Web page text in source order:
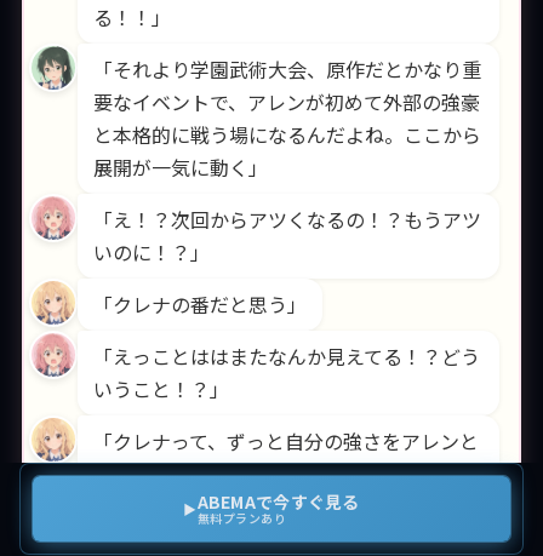
る！！」
「それより学園武術大会、原作だとかなり重
要なイベントで、アレンが初めて外部の強豪
と本格的に戦う場になるんだよね。ここから
展開が一気に動く」
「え！？次回からアツくなるの！？もうアツ
いのに！？」
「クレナの番だと思う」
「えっことははまたなんか見えてる！？どう
いうこと！？」
「クレナって、ずっと自分の強さをアレンと
比べてきた。武術大会は、答えが出る場所」
「うわーークレナの成長回くるやつ！！アレ
▶ABEMAで今すぐ見る
無料プランあり